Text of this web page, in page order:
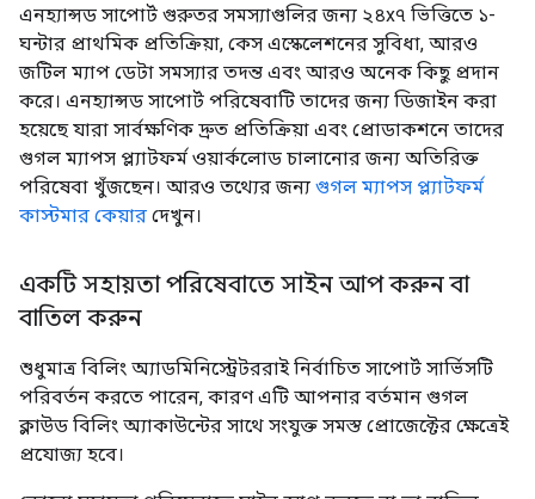
এনহ্যান্সড সাপোর্ট গুরুতর সমস্যাগুলির জন্য ২৪x৭ ভিত্তিতে ১-
ঘন্টার প্রাথমিক প্রতিক্রিয়া, কেস এস্কেলেশনের সুবিধা, আরও
জটিল ম্যাপ ডেটা সমস্যার তদন্ত এবং আরও অনেক কিছু প্রদান
করে। এনহ্যান্সড সাপোর্ট পরিষেবাটি তাদের জন্য ডিজাইন করা
হয়েছে যারা সার্বক্ষণিক দ্রুত প্রতিক্রিয়া এবং প্রোডাকশনে তাদের
গুগল ম্যাপস প্ল্যাটফর্ম ওয়ার্কলোড চালানোর জন্য অতিরিক্ত
পরিষেবা খুঁজছেন। আরও তথ্যের জন্য গুগল ম্যাপস প্ল্যাটফর্ম
কাস্টমার কেয়ার দেখুন।
একটি সহায়তা পরিষেবাতে সাইন আপ করুন বা
বাতিল করুন
শুধুমাত্র বিলিং অ্যাডমিনিস্ট্রেটররাই নির্বাচিত সাপোর্ট সার্ভিসটি
পরিবর্তন করতে পারেন, কারণ এটি আপনার বর্তমান গুগল
ক্লাউড বিলিং অ্যাকাউন্টের সাথে সংযুক্ত সমস্ত প্রোজেক্টের ক্ষেত্রেই
প্রযোজ্য হবে।